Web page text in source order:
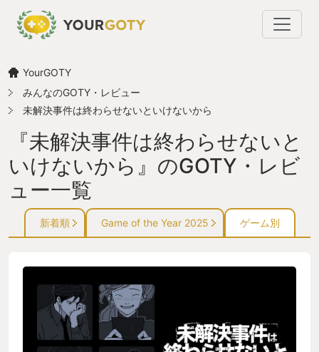
YourGOTY
みんなのGOTY・レビュー
未解決事件は終わらせないといけないから
『未解決事件は終わらせないと
いけないから』のGOTY・レビ
ュー一覧
新着順 Game of the Year 2025 ゲーム別